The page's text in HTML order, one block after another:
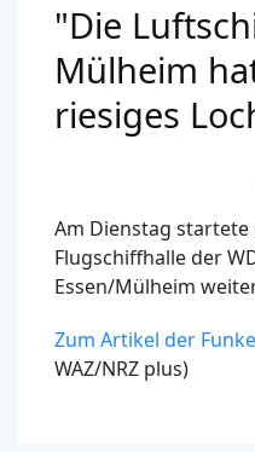
"Die
Mülheim
riesiges
Am Dienstag
Flugschiffhalle der
Essen/Mülheim
Zum Artikel der
WAZ/NRZ plus)